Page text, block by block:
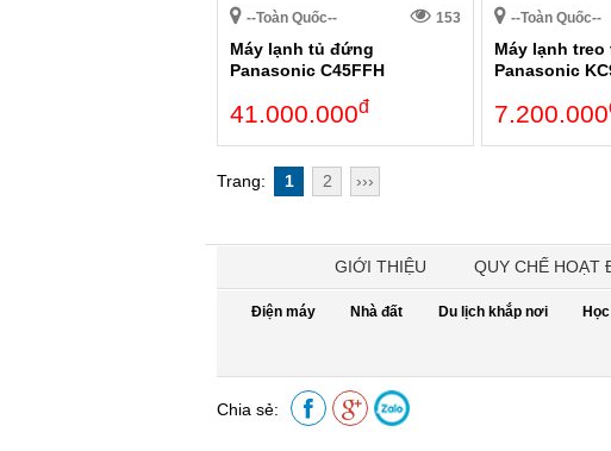
--Toàn Quốc-- 153
Máy lạnh tủ đứng
Panasonic C45FFH
41.000.000đ
--Toàn Quốc--
Máy lạnh
Panasonic
7.200.000
Trang: 1 2 ›››
GIỚI THIỆU QUY CHẾ HOẠT
Điện máy Nhà đất Du lịch khắp nơi
Chia sẻ: